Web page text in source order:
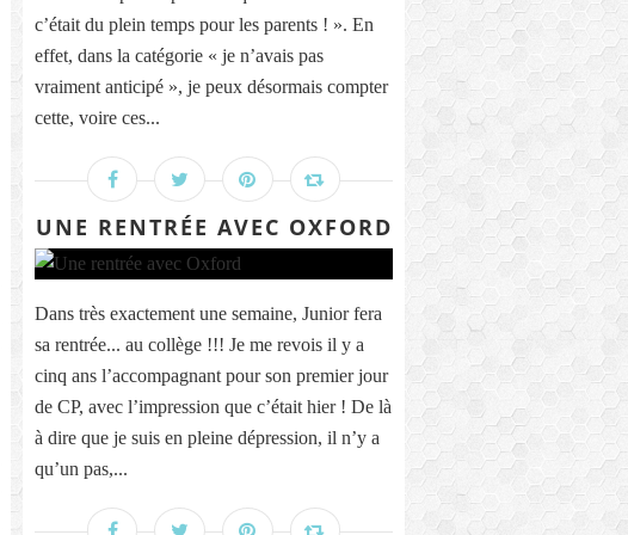
c’était du plein temps pour les parents ! ». En
effet, dans la catégorie « je n’avais pas
vraiment anticipé », je peux désormais compter
cette, voire ces...
UNE RENTRÉE AVEC OXFORD
Dans très exactement une semaine, Junior fera
sa rentrée... au collège !!! Je me revois il y a
cinq ans l’accompagnant pour son premier jour
de CP, avec l’impression que c’était hier ! De là
à dire que je suis en pleine dépression, il n’y a
qu’un pas,...